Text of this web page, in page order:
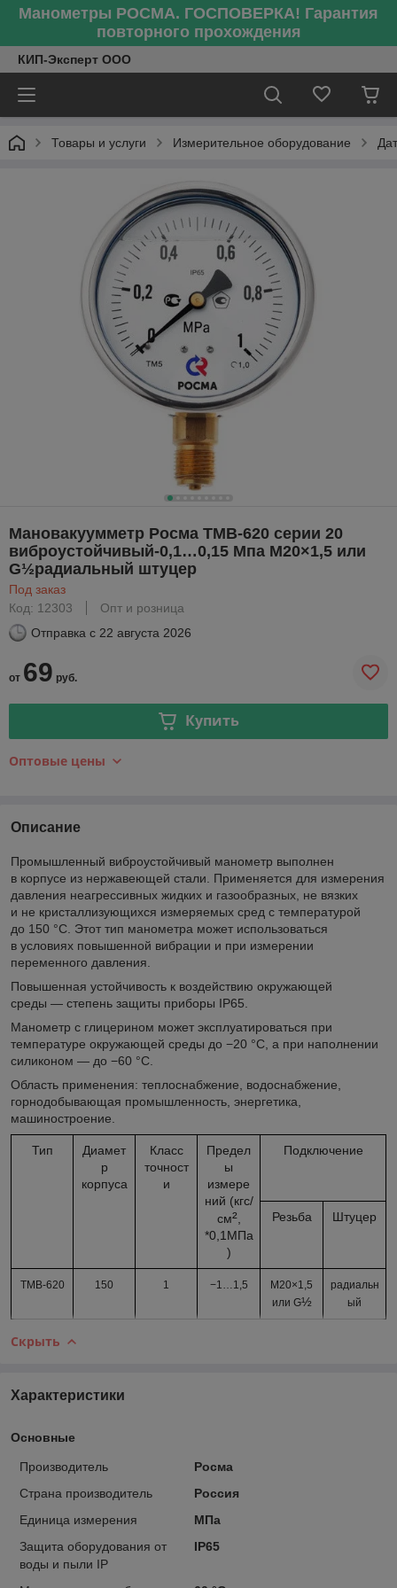
Манометры РОСМА. ГОСПОВЕРКА! Гарантия
повторного прохождения
КИП-Эксперт ООО
Товары и услуги Измерительное оборудование
Мановакуумметр Росма ТМВ-620 серии 20
виброустойчивый-0,1…0,15 Мпа М20×1,5 или
G½радиальный штуцер
Под заказ
Код: 12303
Опт и розница
Отправка с 22 августа 2026
от 69 руб.
Купить
Оптовые цены
Описание
Промышленный виброустойчивый манометр выполнен
в корпусе из нержавеющей стали. Применяется для измерения
давления неагрессивных жидких и газообразных, не вязких
и не кристаллизующихся измеряемых сред с температурой
до 150 °C. Этот тип манометра может использоваться
в условиях повышенной вибрации и при измерении
переменного давления.
Повышенная устойчивость к воздействию окружающей
среды — степень защиты приборы IP65.
Манометр с глицерином может эксплуатироваться при
температуре окружающей среды до −20 °C, а при наполнении
силиконом — до −60 °C.
Область применения: теплоснабжение, водоснабжение,
горнодобывающая промышленность, энергетика,
машиностроение.
Тип
Диамет
р
корпуса
Класс
точност
и
Предел
ы
измере
ний (кгс/
см²,
*0,1МПа
)
Подключение
Резьба Штуцер
ТМВ-620 150 1 −1… 1,5
М20×1,5
или G½
радиальн
ый
Скрыть
Характеристики
Основные
Производитель
Росма
Страна производитель
Россия
Единица измерения
МПа
Защита оборудования от
воды и пыли IP
IP65